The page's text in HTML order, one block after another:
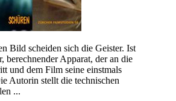
Bild scheiden sich die Geister. Ist
berechnender Apparat, der an die
und dem Film seine einstmals
Autorin stellt die technischen
...